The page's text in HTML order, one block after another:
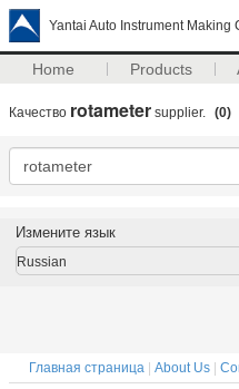
Yantai Auto Instrument Making
Home Products
Качество rotameter supplier. (0)
Измените язык
Russian
Главная страница About Us